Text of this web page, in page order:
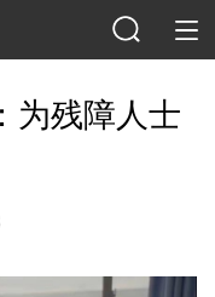
为残障人士